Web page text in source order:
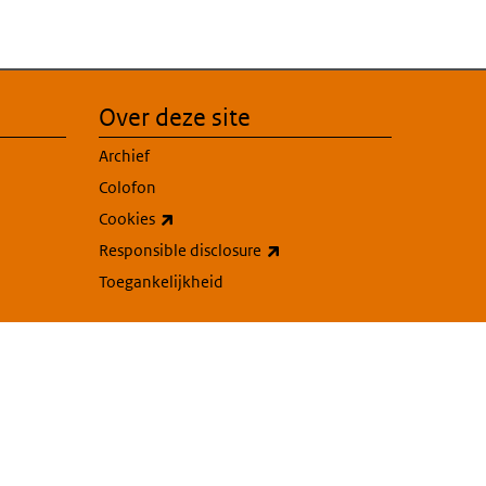
Over deze site
Archief
Colofon
Cookies
Responsible disclosure
Toegankelijkheid